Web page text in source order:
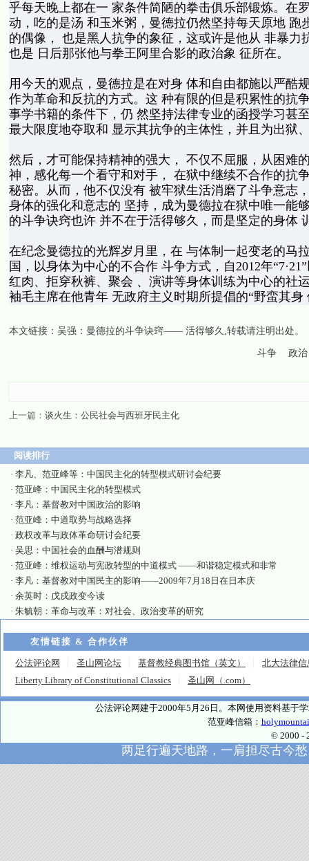
乎每天晚上都在一 家条件简陋的拳击俱乐部锻炼。在
动，吃的是汤 和玉米粥，曼德拉仍然坚持每天原地
的偶像， 也是黑人抗争的象征，这或许是他从 非暴
也是 日后那张他与拳王阿里合影的政治象 征所在。
用今天的观点，曼德拉是在对身 体和自由都施以严酷
作为革命和反抗的方式。这 种有限的但是积累性的抗
事学书籍的条件下，仍 然坚持法律专业的函授学习甚
最大限度地夺取和 显示其抗争的主体性，并且为出狱
然后，才可能保持精神的强大， 不仅不屈服，从困难
神，感化每一个看守和对手， 在狱中继续不合作的抗
秘密。从而，他不仅没有 被牢狱生活消磨了斗争意志
身体的强化和意志的 坚持，成为曼德拉在狱中唯一能
的斗争诀窍也许 并不在于活得够久，而是坚定的身体
在纪念曼德拉的光辉岁月里，在 与体制一起变老的马
国，以身体为中心的不合作 斗争方式，自2012年
红肉、拒穿秋裤、聚会 、演讲等身体训练为中心的社
袖毛主席在他青年 无政府主义时期所提倡的“野蛮其
本文链接： 吴强：曼德拉的斗争诀窍—— 活得够久 ,转载请注明出处。
斗争 政治
上一篇： 谈火生：公民社会与西班牙民主化
阅读排行
· 李凡、范亚峰等：中国民主化的转型模式研讨会纪要
· 范亚峰：中国民主化的转型模式
· 李凡：基督教对中国政治的影响
· 范亚峰：中道取势与战略选择
· 政权改革与政体革命研讨会纪要
· 吴思：中国社会的血酬与潜规则
· 范亚峰：维权运动与宪政转型的中道模式 ——和谐稳定模式和非常
· 李凡：基督教对中国民主的影响——2009年7月18日在日本庆
· 余英时：戊戌政变今读
· 朱毓朝：革命与改革：对社会、政治变革的研究
友情链接 & 合作伙伴
公法评论网 圣山网论坛 基督教经典图书馆（英文）
北大法律信
Liberty Library of Constitutional Classics
圣山网（.com）
公法评论网建于2000年5月26日。本网使用资料基于
范亚峰信箱：
© 2000 -
两足行遍天地路，一肩担尽古今